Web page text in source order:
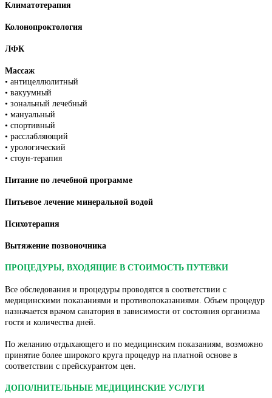
Климатотерапия
Колонопроктология
ЛФК
Массаж
• антицеллюлитный
• вакуумный
• зональный лечебный
• мануальный
• спортивный
• расслабляющий
• урологический
• стоун-терапия
Питание по лечебной программе
Питьевое лечение минеральной водой
Психотерапия
Вытяжение позвоночника
ПРОЦЕДУРЫ, ВХОДЯЩИЕ В СТОИМОСТЬ ПУТЕВКИ
Все обследования и процедуры проводятся в соответствии с
медицинскими показаниями и противопоказаниями. Объем процедур
назначается врачом санатория в зависимости от состояния организма
гостя и количества дней.
По желанию отдыхающего и по медицинским показаниям, возможно
принятие более широкого круга процедур на платной основе в
соответствии с прейскурантом цен.
ДОПОЛНИТЕЛЬНЫЕ МЕДИЦИНСКИЕ УСЛУГИ